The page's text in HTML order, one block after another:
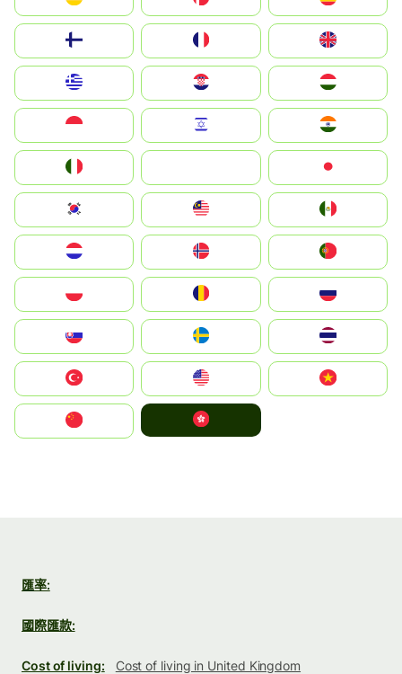
United Kingdom
Magyarország
South Korea
United States
中國香港特別行政區
匯率:
國際匯款:
Cost of living:
Cost of living in United Kingdom